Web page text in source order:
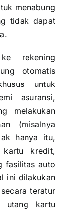
menabung
tidak dapat
rekening
otomatis
untuk
asuransi,
melakukan
(misalnya
hanya itu,
kredit,
fasilitas auto
ini dilakukan
teratur
utang kartu